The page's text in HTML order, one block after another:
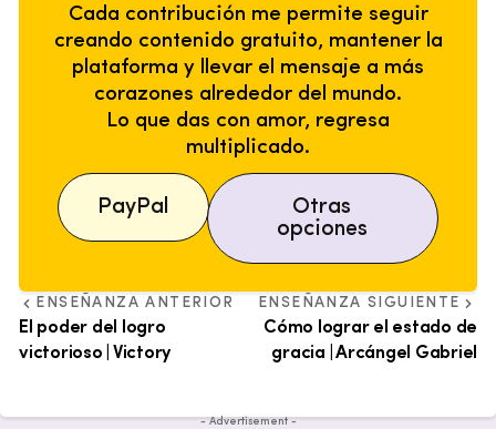
Cada contribución me permite seguir
creando contenido gratuito, mantener la
plataforma y llevar el mensaje a más
corazones alrededor del mundo.
Lo que das con amor, regresa
multiplicado.
PayPal
Otras
opciones
ENSEÑANZA ANTERIOR
El poder del logro
victorioso | Victory
ENSEÑANZA SIGUIENTE
Cómo lograr el estado de
gracia | Arcángel Gabriel
- Advertisement -